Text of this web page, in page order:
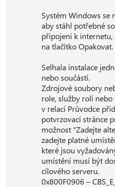
Systém Windows
aby stáhl potřebné
připojeni k
na tlačítko Opakovat.
Selhala instalace
nebo součástí.
Zdrojové soubory
role, služby rolí
v relaci Průvodce
potvrzovací stránce
možnost "Zadejte
zadejte platné
které jsou
umístění musí být
cílového serveru.
0x800F0906 –